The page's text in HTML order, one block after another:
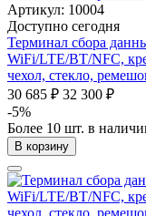
Артикул: 10004
Доступно сегодня
Терминал сбора
WiFi/LTE/BT/NFC,
чехол, стекло,
30 685 ₽ 32 300 ₽
-5%
Более 10 шт. в
В корзину